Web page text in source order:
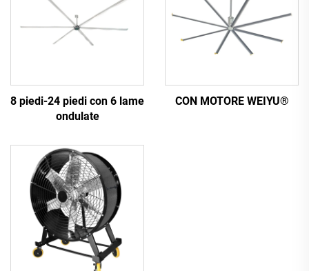
8 piedi-24 piedi con 6 lame
ondulate
CON MOTORE WEIYU®